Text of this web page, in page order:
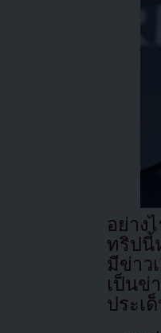
อย่าง
ทริปนี้
มีข่าว
เป็นข่
ประเ